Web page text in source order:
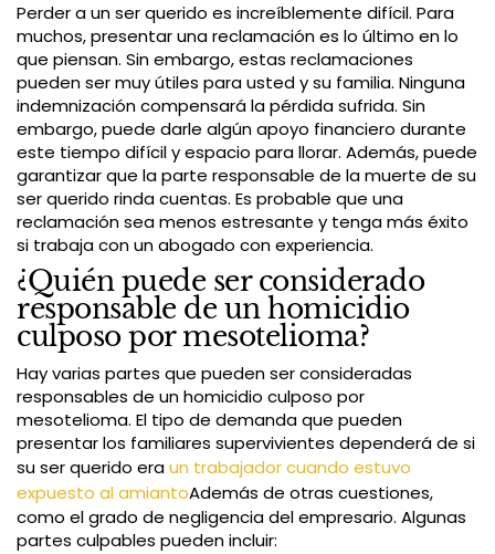
Perder a un ser querido es increíblemente difícil. Para
muchos, presentar una reclamación es lo último en lo
que piensan. Sin embargo, estas reclamaciones
pueden ser muy útiles para usted y su familia. Ninguna
indemnización compensará la pérdida sufrida. Sin
embargo, puede darle algún apoyo financiero durante
este tiempo difícil y espacio para llorar. Además, puede
garantizar que la parte responsable de la muerte de su
ser querido rinda cuentas. Es probable que una
reclamación sea menos estresante y tenga más éxito
si trabaja con un abogado con experiencia.
¿Quién puede ser considerado
responsable de un homicidio
culposo por mesotelioma?
Hay varias partes que pueden ser consideradas
responsables de un homicidio culposo por
mesotelioma. El tipo de demanda que pueden
presentar los familiares supervivientes dependerá de si
su ser querido eraun trabajador cuando estuvo
expuesto al amiantoAdemás de otras cuestiones,
como el grado de negligencia del empresario. Algunas
partes culpables pueden incluir: